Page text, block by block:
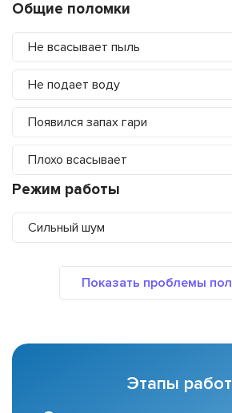
Общие поломки
Не всасывает пыль
Не подает воду
Появился запах гари
Плохо всасывает
Режим работы
Сильный шум
Этапы работ